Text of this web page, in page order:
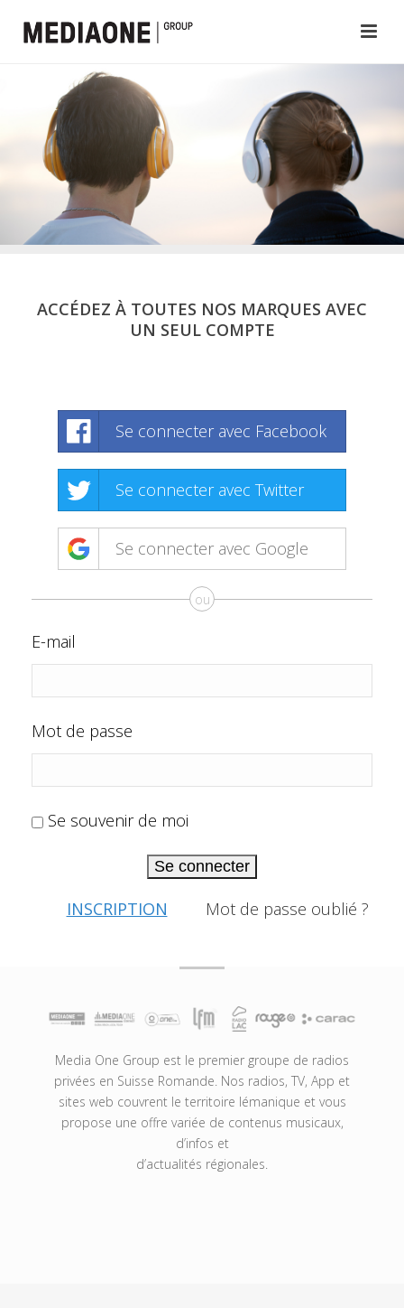
ACCÉDEZ À TOUTES NOS MARQUES AVEC
UN SEUL COMPTE
Se connecter avec Facebook
Se connecter avec Twitter
Se connecter avec Google
ou
E-mail
Mot de passe
Se souvenir de moi
Se connecter
INSCRIPTION Mot de passe oublié ?
Media One Group est le premier groupe de radios
privées en Suisse Romande. Nos radios, TV, App et
sites web couvrent le territoire lémanique et vous
propose une offre variée de contenus musicaux,
d’infos et
d’actualités régionales.